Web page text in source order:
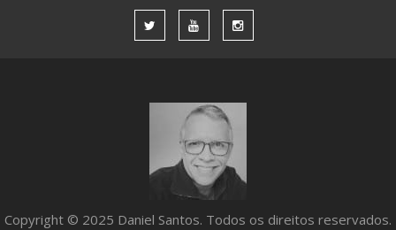
Copyright © 2025 Daniel Santos. Todos os direitos reservados.